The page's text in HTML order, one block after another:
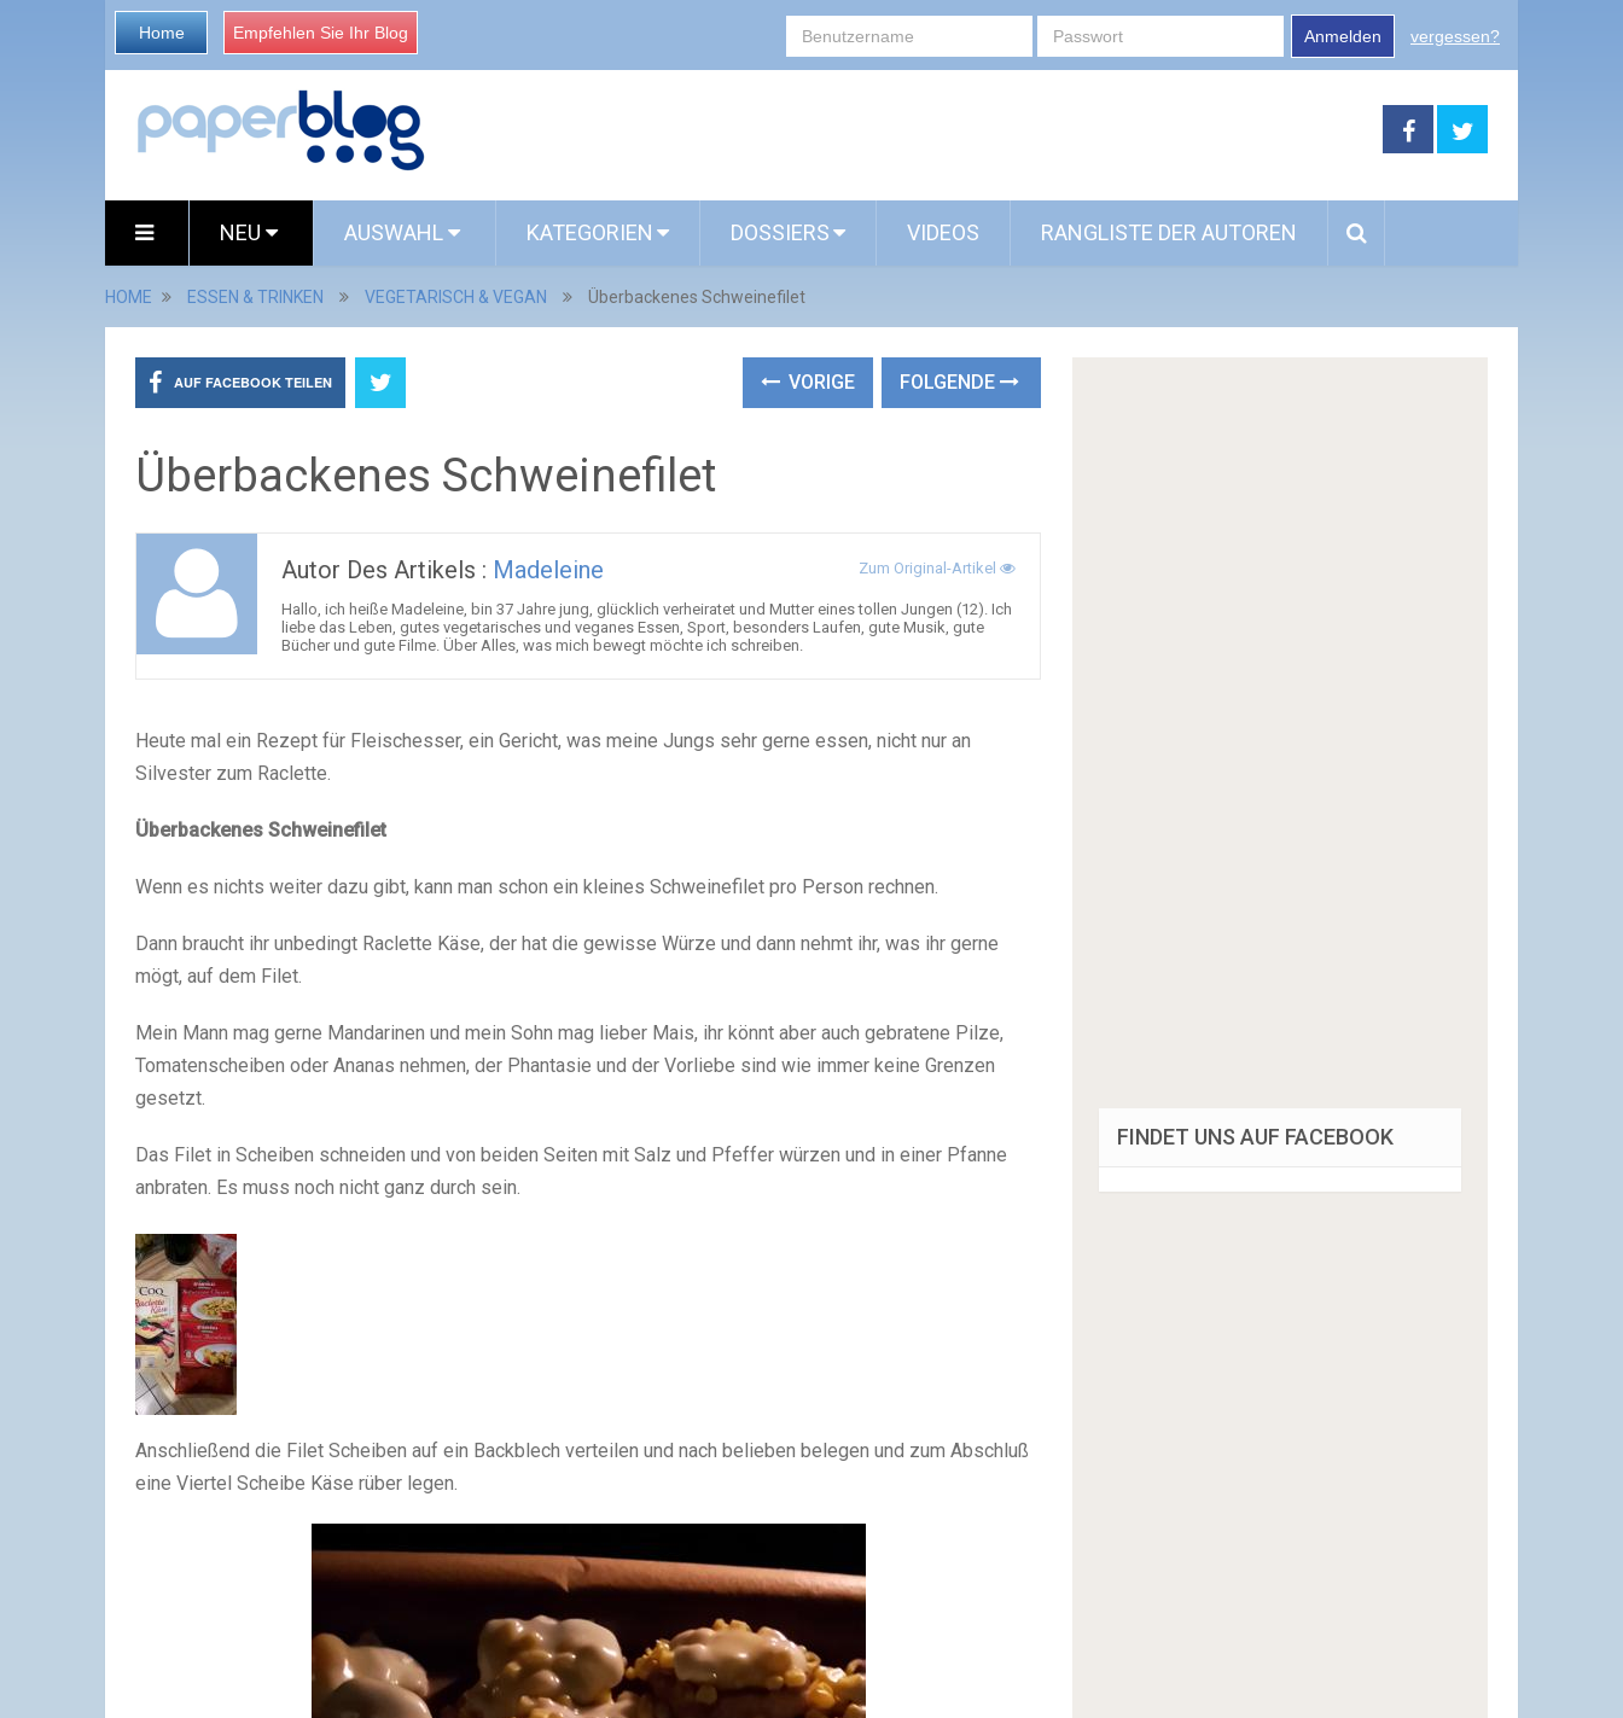
Home Empfehlen Sie Ihr Blog Anmelden vergessen?
NEU AUSWAHL KATEGORIEN DOSSIERS VIDEOS RANGLISTE DER AUTOREN
HOME ESSEN & TRINKEN VEGETARISCH & VEGAN Überbackenes Schweinefilet
AUF FACEBOOK TEILEN VORIGE FOLGENDE
Überbackenes Schweinefilet
Autor Des Artikels : Madeleine Zum Original-Artikel
Hallo, ich heiße Madeleine, bin 37 Jahre jung, glücklich verheiratet und Mutter eines tollen Jungen (12). Ich
liebe das Leben, gutes vegetarisches und veganes Essen, Sport, besonders Laufen, gute Musik, gute
Bücher und gute Filme. Über Alles, was mich bewegt möchte ich schreiben.
Heute mal ein Rezept für Fleischesser, ein Gericht, was meine Jungs sehr gerne essen, nicht nur an
Silvester zum Raclette.
Überbackenes Schweinefilet
Wenn es nichts weiter dazu gibt, kann man schon ein kleines Schweinefilet pro Person rechnen.
Dann braucht ihr unbedingt Raclette Käse, der hat die gewisse Würze und dann nehmt ihr, was ihr gerne
mögt, auf dem Filet.
Mein Mann mag gerne Mandarinen und mein Sohn mag lieber Mais, ihr könnt aber auch gebratene Pilze,
Tomatenscheiben oder Ananas nehmen, der Phantasie und der Vorliebe sind wie immer keine Grenzen
gesetzt.
Das Filet in Scheiben schneiden und von beiden Seiten mit Salz und Pfeffer würzen und in einer Pfanne
anbraten. Es muss noch nicht ganz durch sein.
Anschließend die Filet Scheiben auf ein Backblech verteilen und nach belieben belegen und zum Abschluß
eine Viertel Scheibe Käse rüber legen.
FINDET UNS AUF FACEBOOK